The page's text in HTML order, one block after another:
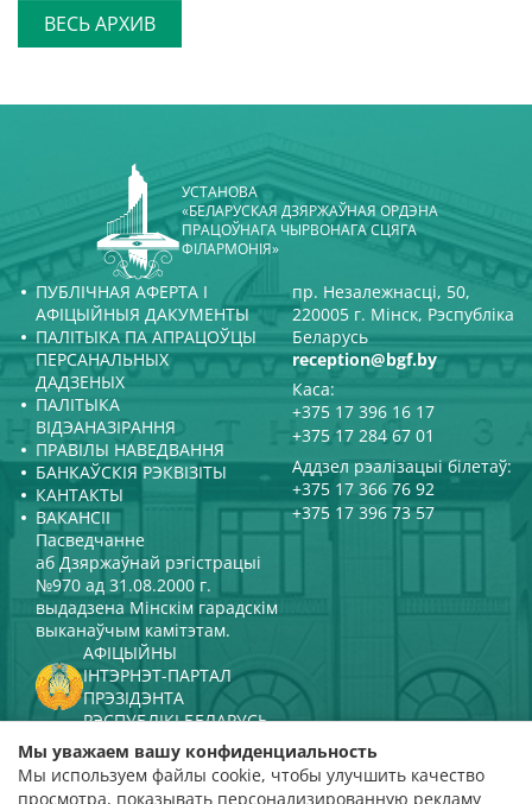
ВЕСЬ АРХИВ
УСТАНОВА
«БЕЛАРУСКАЯ ДЗЯРЖАЎНАЯ ОРДЭНА
ПРАЦОЎНАГА ЧЫРВОНАГА СЦЯГА
ФІЛАРМОНІЯ»
ПУБЛІЧНАЯ АФЕРТА І
АФІЦЫЙНЫЯ ДАКУМЕНТЫ
ПАЛІТЫКА ПА АПРАЦОЎЦЫ
ПЕРСАНАЛЬНЫХ
ДАДЗЕНЫХ
ПАЛІТЫКА
ВІДЭАНАЗІРАННЯ
ПРАВІЛЫ НАВЕДВАННЯ
БАНКАЎСКІЯ РЭКВІЗІТЫ
КАНТАКТЫ
ВАКАНСІІ
пр. Незалежнасці, 50,
220005 г. Мінск, Рэспубліка
Беларусь
reception@bgf.by
Каса:
+375 17 396 16 17
+375 17 284 67 01
Аддзел рэалізацыі білетаў:
+375 17 366 76 92
+375 17 396 73 57
Пасведчанне
аб Дзяржаўнай рэгістрацыі
№970 ад 31.08.2000 г.
выдадзена Мінскім гарадскім
выканаўчым камітэтам.
АФІЦЫЙНЫ
ІНТЭРНЭТ-ПАРТАЛ
ПРЭЗІДЭНТА
РЭСПУБЛІКІ БЕЛАРУСЬ
МІНІСТЭРСТВА КУЛЬТУРЫ
РЭСПУБЛІКІ БЕЛАРУСЬ
ПАРТАЛ
Мы уважаем вашу конфиденциальность
Мы используем файлы cookie, чтобы улучшить качество
просмотра, показывать персонализированную рекламу